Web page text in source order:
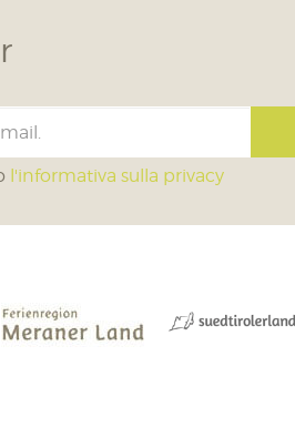
l'informativa sulla privacy